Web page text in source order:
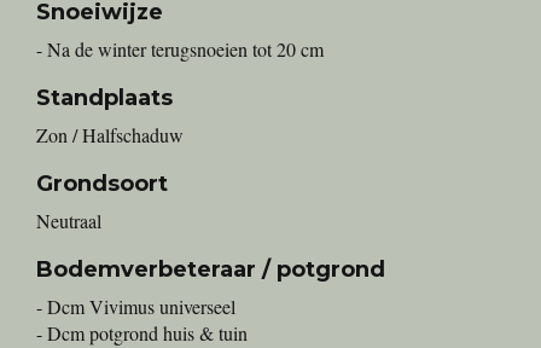
Snoeiwijze
- Na de winter terugsnoeien tot 20 cm
Standplaats
Zon / Halfschaduw
Grondsoort
Neutraal
Bodemverbeteraar / potgrond
- Dcm Vivimus universeel
- Dcm potgrond huis & tuin